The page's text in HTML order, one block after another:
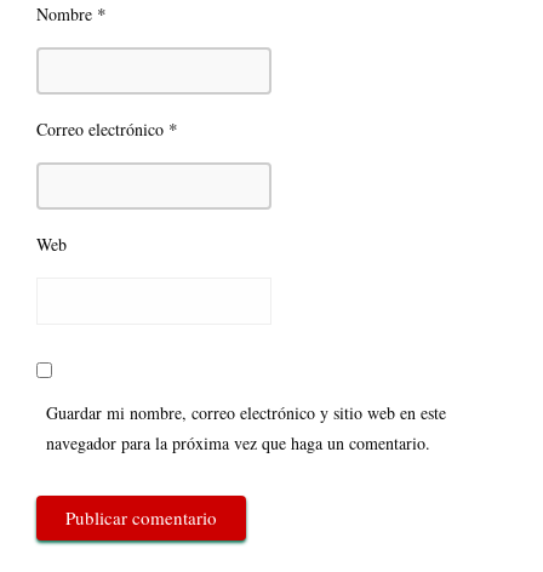
Nombre *
Correo electrónico *
Web
Guardar mi nombre, correo electrónico y sitio web en este
navegador para la próxima vez que haga un comentario.